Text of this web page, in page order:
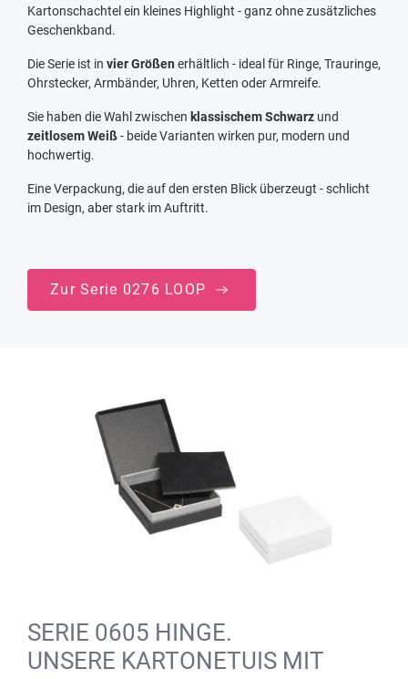
Kartonschachtel ein kleines Highlight - ganz ohne zusätzliches
Geschenkband.
Die Serie ist in vier Größen erhältlich - ideal für Ringe, Trauringe,
Ohrstecker, Armbänder, Uhren, Ketten oder Armreife.
Sie haben die Wahl zwischen klassischem Schwarz und
zeitlosem Weiß- beide Varianten wirken pur, modern und
hochwertig.
Eine Verpackung, die auf den ersten Blick überzeugt - schlicht
im Design, aber stark im Auftritt.
Zur Serie 0276 LOOP
SERIE 0605 HINGE.
UNSERE KARTONETUIS MIT